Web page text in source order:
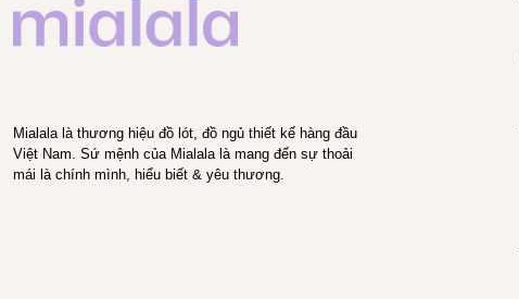
Mialala là thương hiệu đồ lót, đồ ngủ thiết kế hàng đầu
Việt Nam. Sứ mệnh của Mialala là mang đến sự thoải
mái là chính mình, hiểu biết & yêu thương.